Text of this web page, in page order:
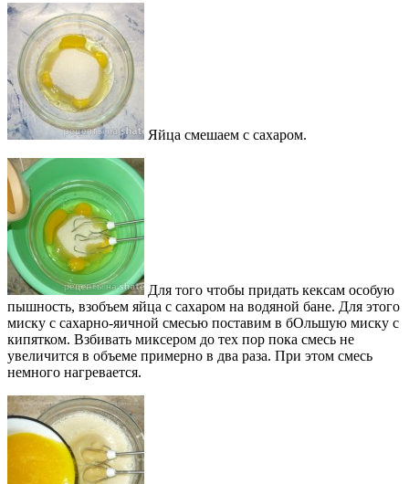
Яйца смешаем с сахаром.
Для того чтобы придать кексам особую
пышность, взобъем яйца с сахаром на водяной бане. Для этого
миску с сахарно-яичной смесью поставим в бОльшую миску с
кипятком. Взбивать миксером до тех пор пока смесь не
увеличится в объеме примерно в два раза. При этом смесь
немного нагревается.